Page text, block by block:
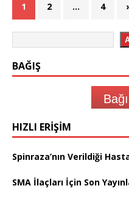
1 2 … 4
BAĞIŞ
HIZLI ERIŞIM
Spinraza’nın Verildiği
SMA İlaçları İçin Son